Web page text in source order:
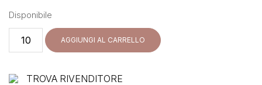
Disponibile
101669-
quantità
AGGIUNGI AL CARRELLO
TROVA RIVENDITORE